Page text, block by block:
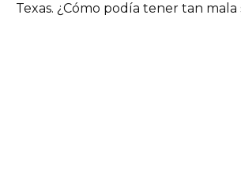
Texas. ¿Cómo podía tener tan mala